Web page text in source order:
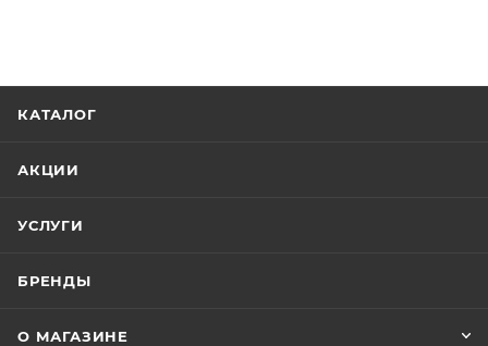
КАТАЛОГ
АКЦИИ
УСЛУГИ
БРЕНДЫ
О МАГАЗИНЕ